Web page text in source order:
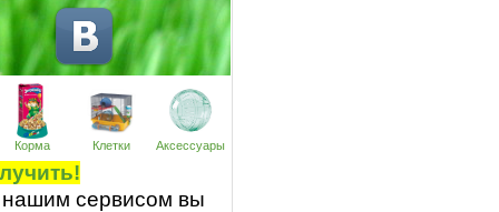
Корма Клетки Аксессуары
нашим сервисом вы